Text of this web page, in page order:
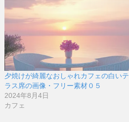
夕焼けが綺麗なおしゃれカフェの白いテ
ラス席の画像・フリー素材０５
2024年8月4日
カフェ